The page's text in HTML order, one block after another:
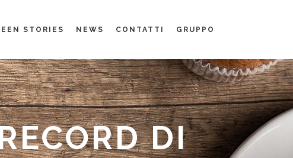
STORIES NEWS CONTATTI GRUPPO
DI